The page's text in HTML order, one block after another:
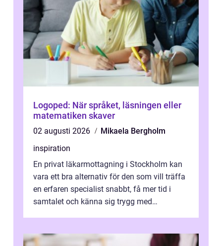
Logoped: När språket, läsningen eller
matematiken skaver
02 augusti 2026
Mikaela Bergholm
inspiration
En privat läkarmottagning i Stockholm kan
vara ett bra alternativ för den som vill träffa
en erfaren specialist snabbt, få mer tid i
samtalet och känna sig trygg med